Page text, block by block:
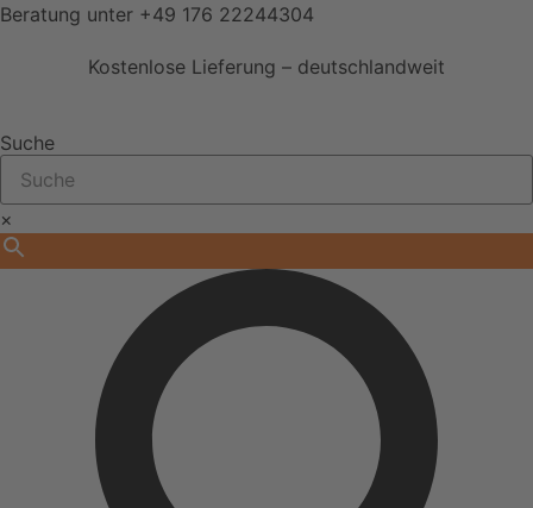
Zum
Beratung unter +49 176 22244304
Kostenlose Lieferung – deutschlandweit
Suche
×